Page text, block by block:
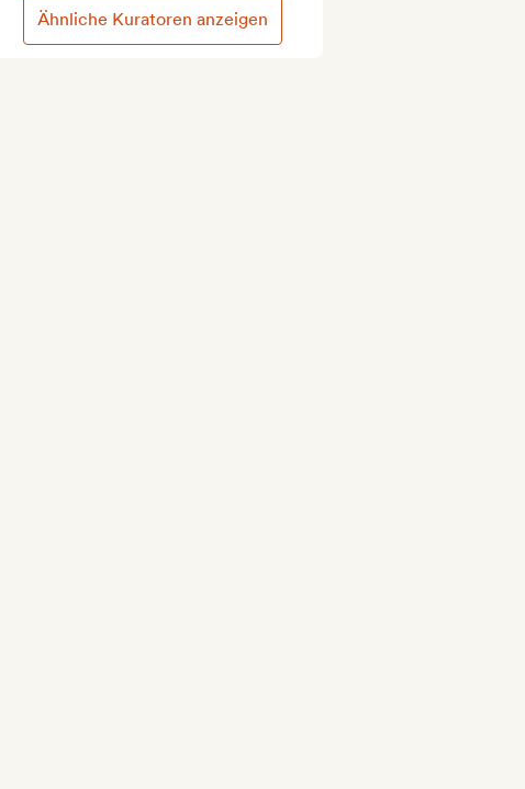
Ähnliche Kuratoren anzeigen